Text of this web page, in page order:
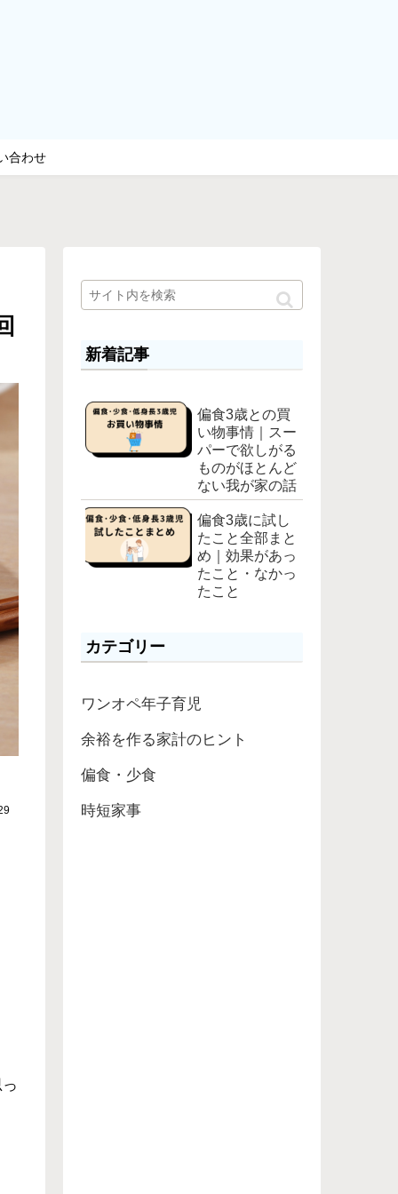
合わせ
新着記事
偏食3歳との買
い物事情｜スー
パーで欲しがる
ものがほとんど
ない我が家の話
偏食3歳に試し
たこと全部まと
め｜効果があっ
たこと・なかっ
たこと
カテゴリー
ワンオペ年子育児
余裕を作る家計のヒント
偏食・少食
時短家事